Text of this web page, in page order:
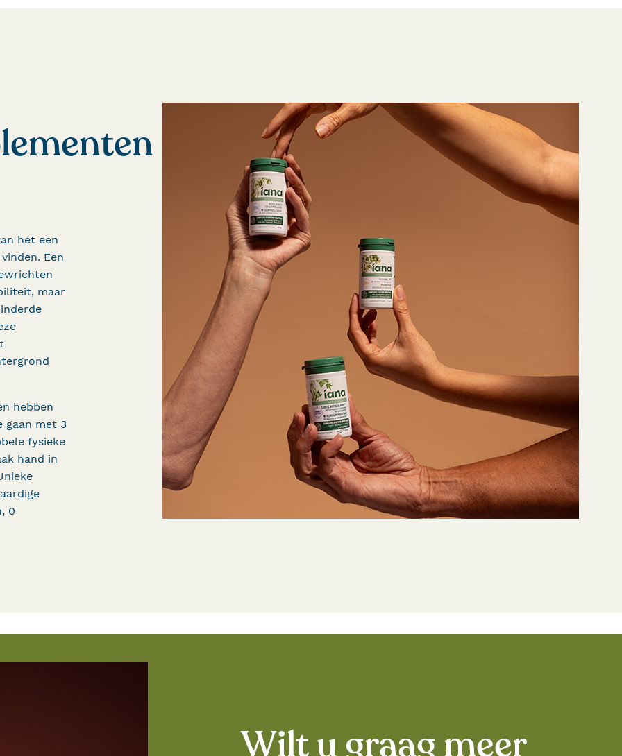
het een
Een
maar
hebben
gaan met 3
fysieke
hand in
0
Wilt u graag meer